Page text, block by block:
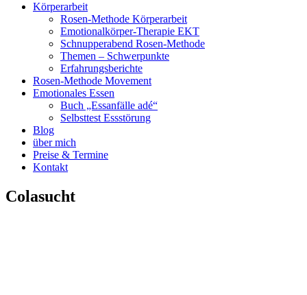
Körperarbeit
Rosen-Methode Körperarbeit
Emotionalkörper-Therapie EKT
Schnupperabend Rosen-Methode
Themen – Schwerpunkte
Erfahrungsberichte
Rosen-Methode Movement
Emotionales Essen
Buch „Essanfälle adé“
Selbsttest Essstörung
Blog
über mich
Preise & Termine
Kontakt
Colasucht